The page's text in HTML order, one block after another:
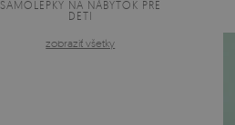
SAMOLEPKY NA NÁBYTOK PRE
DETI
zobraziť všetky